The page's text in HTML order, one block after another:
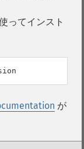
ってインスト
が